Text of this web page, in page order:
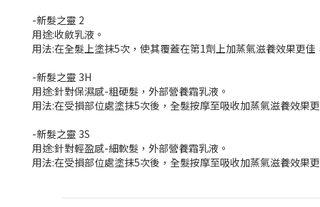
-新髮之靈 2
用途:收斂乳液。
用法:在全髮上塗抹5次，使其覆蓋在第1劑上加蒸氣滋養效果更
-新髮之靈 3H
用途:針對保濕感-粗硬髮，外部營養霜乳液。
用法:在受損部位處塗抹5次後，全髮按摩至吸收加蒸氣滋養效果
-新髮之靈 3S
用途:針對輕盈感-細軟髮，外部營養霜乳液。
用法:在受損部位處塗抹5次後，全髮按摩至吸收加蒸氣滋養效果